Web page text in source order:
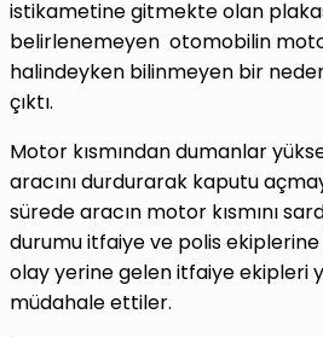
istikametine gitmekte olan
belirlenemeyen otomobilin
halindeyken bilinmeyen bir
çıktı.
Motor kısmından dumanlar
aracını durdurarak kaputu
sürede aracın motor kısmını
durumu itfaiye ve polis
olay yerine gelen itfaiye ekipleri
müdahale ettiler.